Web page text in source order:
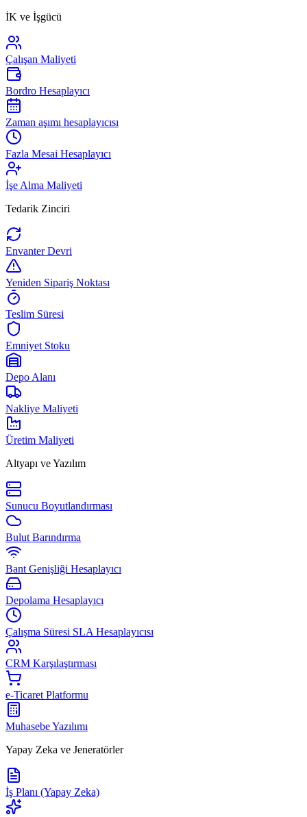
İK ve İşgücü
Çalışan Maliyeti
Bordro Hesaplayıcı
Zaman aşımı hesaplayıcısı
Fazla Mesai Hesaplayıcı
İşe Alma Maliyeti
Tedarik Zinciri
Envanter Devri
Yeniden Sipariş Noktası
Teslim Süresi
Emniyet Stoku
Depo Alanı
Nakliye Maliyeti
Üretim Maliyeti
Altyapı ve Yazılım
Sunucu Boyutlandırması
Bulut Barındırma
Bant Genişliği Hesaplayıcı
Depolama Hesaplayıcı
Çalışma Süresi SLA Hesaplayıcısı
CRM Karşılaştırması
e-Ticaret Platformu
Muhasebe Yazılımı
Yapay Zeka ve Jeneratörler
İş Planı (Yapay Zeka)